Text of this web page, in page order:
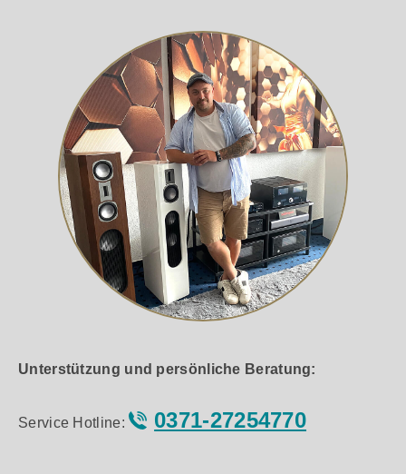
Unterstützung und persönliche Beratung:
Service Hotline: 0371-27254770